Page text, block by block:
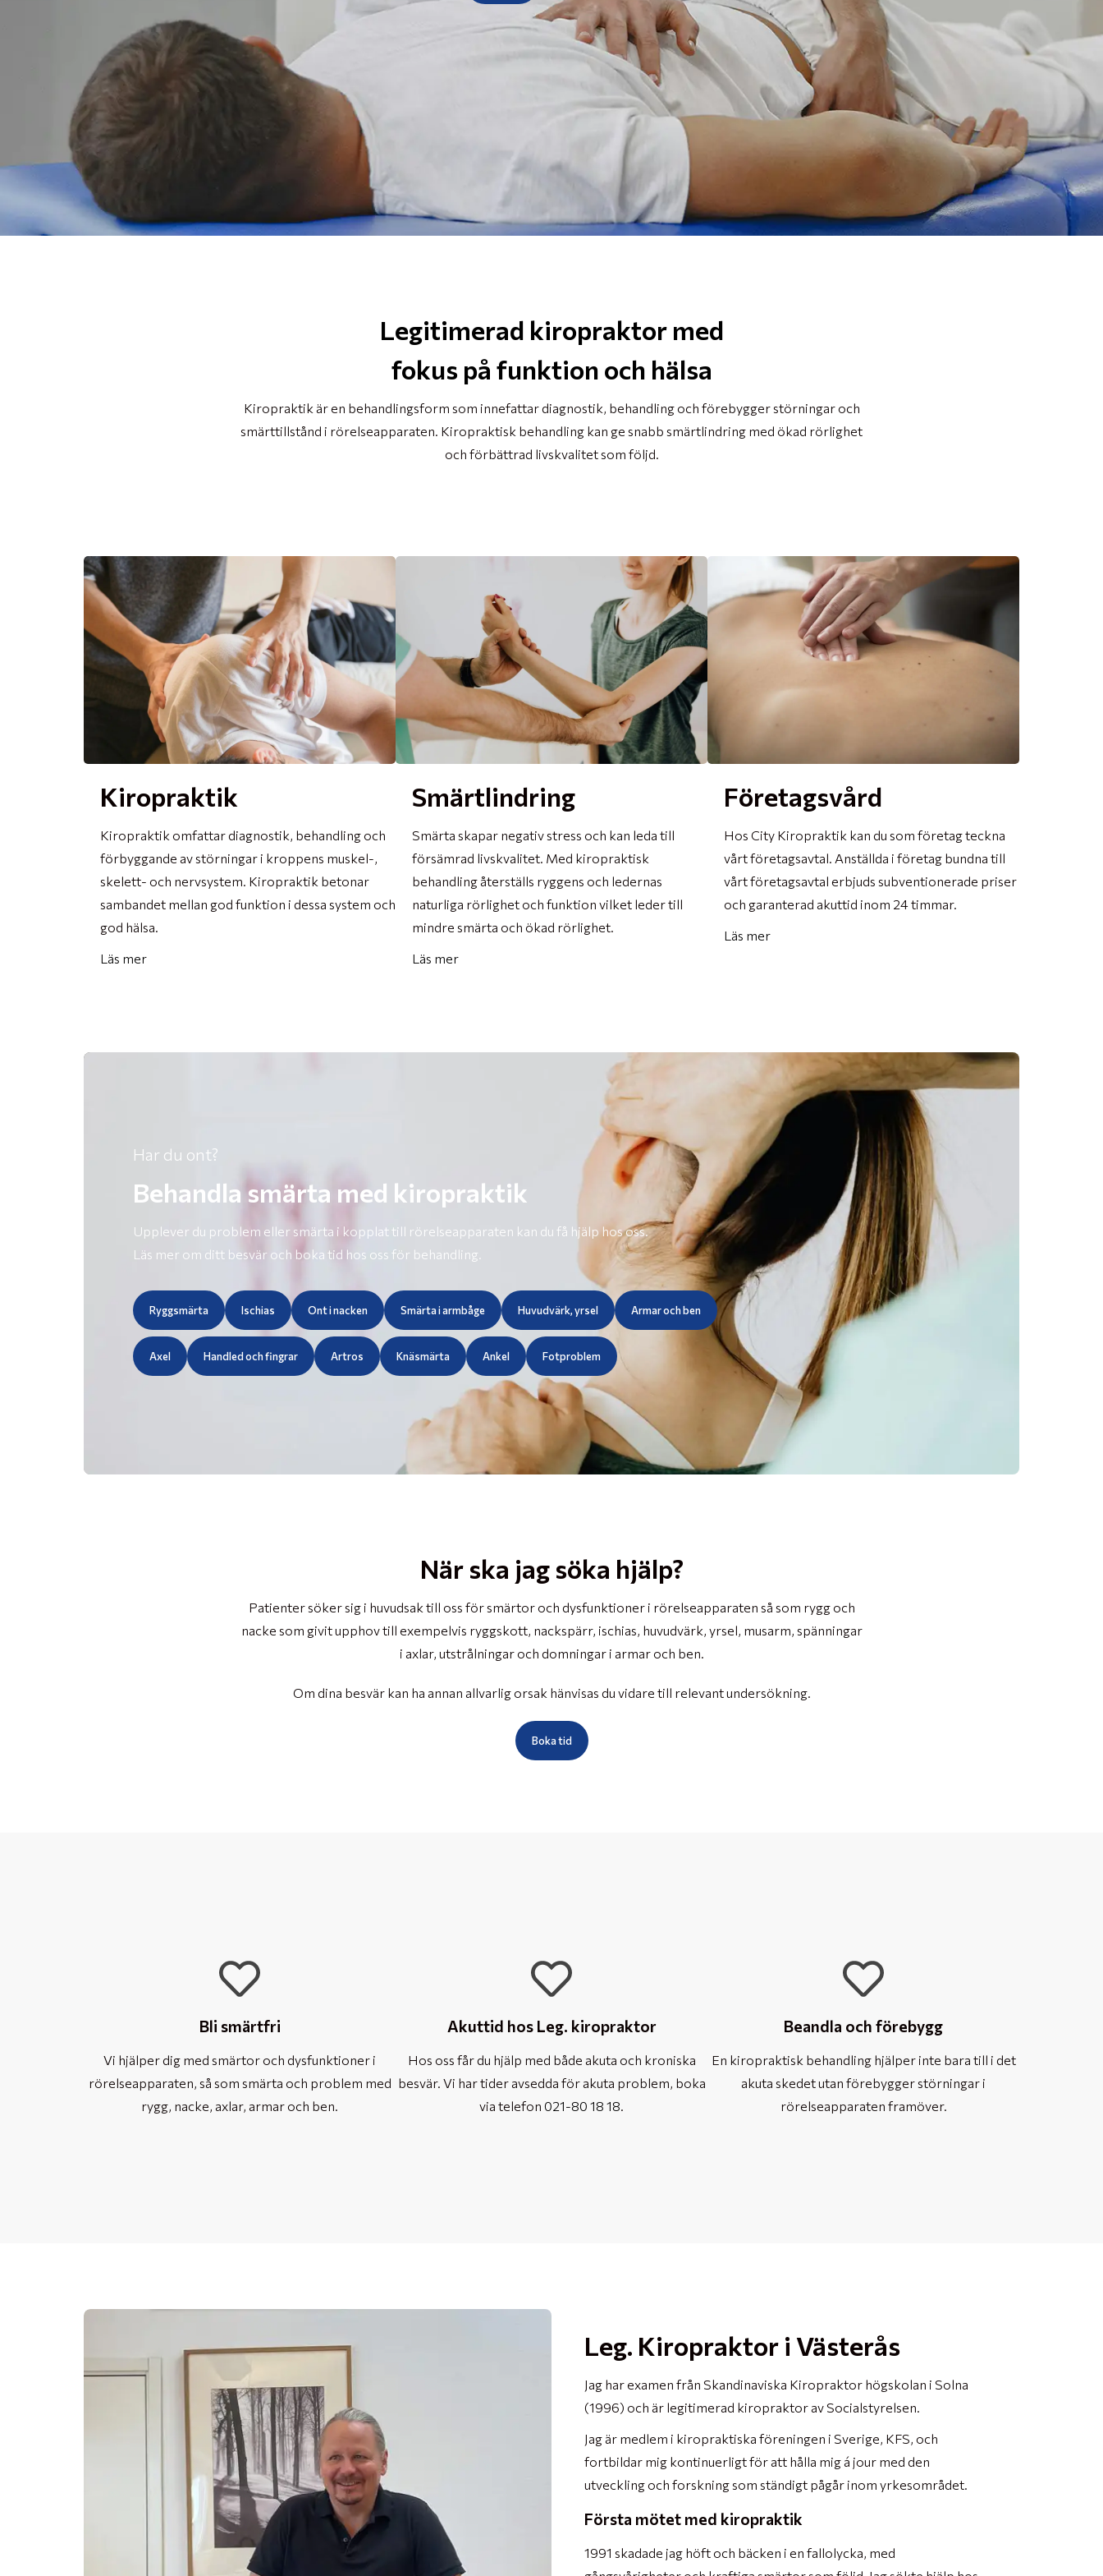
Legitimerad kiropraktor med
fokus på funktion och hälsa
Kiropraktik är en behandlingsform som innefattar diagnostik, behandling och förebygger störningar och
smärttillstånd i rörelseapparaten. Kiropraktisk behandling kan ge snabb smärtlindring med ökad rörlighet
och förbättrad livskvalitet som följd.
Kiropraktik
Kiropraktik omfattar diagnostik, behandling och
förbyggande av störningar i kroppens muskel-,
skelett- och nervsystem. Kiropraktik betonar
sambandet mellan god funktion i dessa system och
god hälsa.
Läs mer
Smärtlindring
Smärta skapar negativ stress och kan leda till
försämrad livskvalitet. Med kiropraktisk
behandling återställs ryggens och ledernas
naturliga rörlighet och funktion vilket leder till
mindre smärta och ökad rörlighet.
Läs mer
Företagsvård
Hos City Kiropraktik kan du som företag teckna
vårt företagsavtal. Anställda i företag bundna till
vårt företagsavtal erbjuds subventionerade priser
och garanterad akuttid inom 24 timmar.
Läs mer
Har du ont?
Behandla smärta med kiropraktik
Upplever du problem eller smärta i kopplat till rörelseapparaten kan du få hjälp hos oss.
Läs mer om ditt besvär och boka tid hos oss för behandling.
Ryggsmärta Ischias Ont i nacken Smärta i armbåge Huvudvärk, yrsel Armar och ben
Axel Handled och fingrar Artros Knäsmärta Ankel Fotproblem
När ska jag söka hjälp?
Patienter söker sig i huvudsak till oss för smärtor och dysfunktioner i rörelseapparaten så som rygg och
nacke som givit upphov till exempelvis ryggskott, nackspärr, ischias, huvudvärk, yrsel, musarm, spänningar
i axlar, utstrålningar och domningar i armar och ben.
Om dina besvär kan ha annan allvarlig orsak hänvisas du vidare till relevant undersökning.
Boka tid
Bli smärtfri
Vi hjälper dig med smärtor och dysfunktioner i
rörelseapparaten, så som smärta och problem med
rygg, nacke, axlar, armar och ben.
Akuttid hos Leg. kiropraktor
Hos oss får du hjälp med både akuta och kroniska
besvär. Vi har tider avsedda för akuta problem, boka
via telefon 021-80 18 18.
Beandla och förebygg
En kiropraktisk behandling hjälper inte bara till i det
akuta skedet utan förebygger störningar i
rörelseapparaten framöver.
Leg. Kiropraktor i Västerås
Jag har examen från Skandinaviska Kiropraktor högskolan i Solna
(1996) och är legitimerad kiropraktor av Socialstyrelsen.
Jag är medlem i kiropraktiska föreningen i Sverige, KFS, och
fortbildar mig kontinuerligt för att hålla mig á jour med den
utveckling och forskning som ständigt pågår inom yrkesområdet.
Första mötet med kiropraktik
1991 skadade jag höft och bäcken i en fallolycka, med